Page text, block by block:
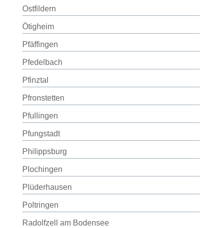
Ostfildern
Ötigheim
Pfäffingen
Pfedelbach
Pfinztal
Pfronstetten
Pfullingen
Pfungstadt
Philippsburg
Plochingen
Plüderhausen
Poltringen
Radolfzell am Bodensee